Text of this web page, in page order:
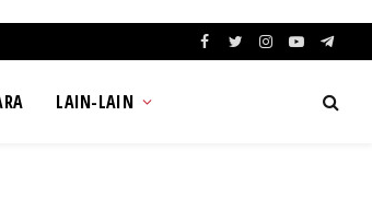
Facebook
TwitterInstagram
YouTube
LAIN-LAIN